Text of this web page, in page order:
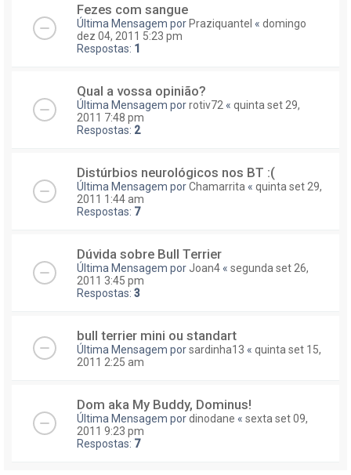
Fezes com sangue
Última Mensagem por Praziquantel « domingo
dez 04, 2011 5:23 pm
Respostas: 1
Qual a vossa opinião?
Última Mensagem porrotiv72 « quinta set 29,
2011 7:48 pm
Respostas: 2
Distúrbios neurológicos nos BT :(
Última Mensagem porChamarrita « quinta set 29,
2011 1:44 am
Respostas: 7
Dúvida sobre Bull Terrier
Última Mensagem por Joan4 « segunda set 26,
2011 3:45 pm
Respostas: 3
bull terrier mini ou standart
Última Mensagem porsardinha13 « quinta set 15,
2011 2:25 am
Dom aka My Buddy, Dominus!
Última Mensagem pordinodane « sexta set 09,
2011 9:23 pm
Respostas: 7